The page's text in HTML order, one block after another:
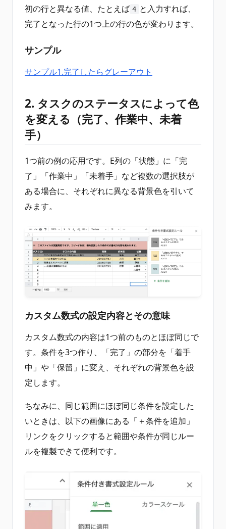
初の行と異なる値、たとえば 4 と入力すれば、
完了となった行の1つ上の行の色が変わります。
サンプル
サンプル1.完了したらグレーアウト
2. タスクのステータスによって色
を変える（完了、作業中、未着
手）
1つ前の例の応用です。E列の「状態」に「完
了」「作業中」「未着手」など複数の選択肢が
ある場合に、それぞれに異なる背景色を引いて
みます。
カスタム数式の設定内容とその意味
カスタム数式の内容は1つ前のものとほぼ同じで
す。条件を3つ作り、「完了」の部分を「着手
中」や「保留」に変え、それぞれの背景色を設
定します。
ちなみに、同じ範囲にほぼ同じ条件を設定した
いときは、以下の画像にある「＋条件を追加」
リンクをクリックすると範囲や条件が同じルー
ルを複製できて便利です。